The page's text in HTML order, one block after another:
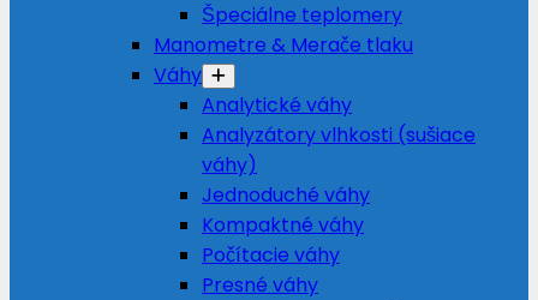
Špeciálne teplomery
Manometre & Merače tlaku
Váhy
Analytické váhy
Analyzátory vlhkosti (sušiace
váhy)
Jednoduché váhy
Kompaktné váhy
Počítacie váhy
Presné váhy